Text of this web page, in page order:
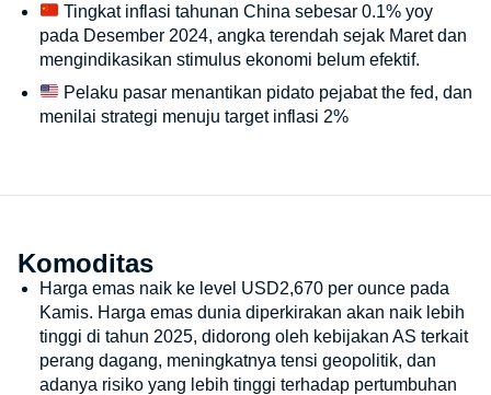
Tingkat inflasi tahunan China sebesar 0.1% yoy
pada Desember 2024, angka terendah sejak Maret dan
mengindikasikan stimulus ekonomi belum efektif.
Pelaku pasar menantikan pidato pejabat the fed, dan
menilai strategi menuju target inflasi 2%
Komoditas
Harga emas naik ke level USD2,670 per ounce pada
Kamis. Harga emas dunia diperkirakan akan naik lebih
tinggi di tahun 2025, didorong oleh kebijakan AS terkait
perang dagang, meningkatnya tensi geopolitik, dan
adanya risiko yang lebih tinggi terhadap pertumbuhan